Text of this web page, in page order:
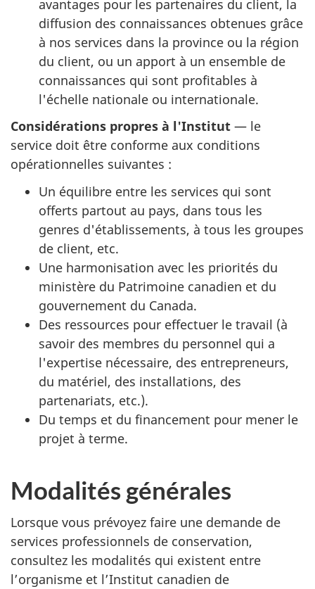
avantages pour les partenaires du client, la
diffusion des connaissances obtenues grâce
à nos services dans la province ou la région
du client, ou un apport à un ensemble de
connaissances qui sont profitables à
l'échelle nationale ou internationale.
Considérations propres à l'Institut — le
service doit être conforme aux conditions
opérationnelles suivantes :
Un équilibre entre les services qui sont
offerts partout au pays, dans tous les
genres d'établissements, à tous les groupes
de client, etc.
Une harmonisation avec les priorités du
ministère du Patrimoine canadien et du
gouvernement du Canada.
Des ressources pour effectuer le travail (à
savoir des membres du personnel qui a
l'expertise nécessaire, des entrepreneurs,
du matériel, des installations, des
partenariats, etc.).
Du temps et du financement pour mener le
projet à terme.
Modalités générales
Lorsque vous prévoyez faire une demande de
services professionnels de conservation,
consultez les modalités qui existent entre
l’organisme et l’Institut canadien de